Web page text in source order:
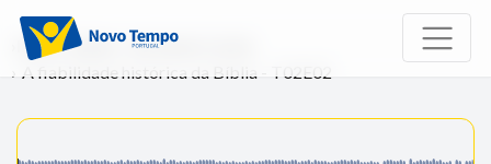
Início Rádio
Verdade Cristã
A fiabilidade histórica da Bíblia - T02E02